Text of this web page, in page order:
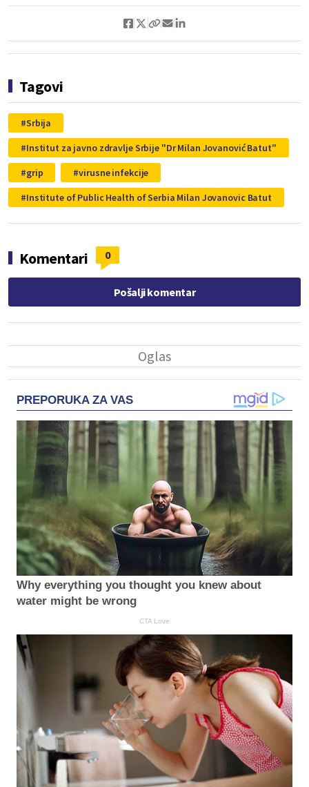
Tagovi
Srbija
Institut za javno zdravlje Srbije "Dr Milan Jovanović Batut"
grip
virusne infekcije
Institute of Public Health of Serbia Milan Jovanovic Batut
Komentari 0
Pošalji komentar
PREPORUKA ZA VAS
Why everything you thought you knew about
water might be wrong
CTA Love